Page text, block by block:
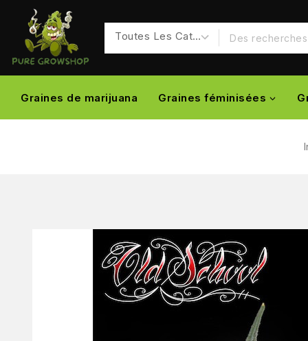
Graines de marijuana Graines féminisées